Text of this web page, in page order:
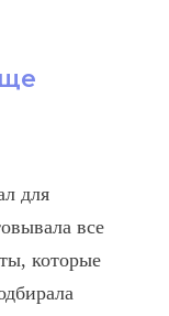
для
все
которые